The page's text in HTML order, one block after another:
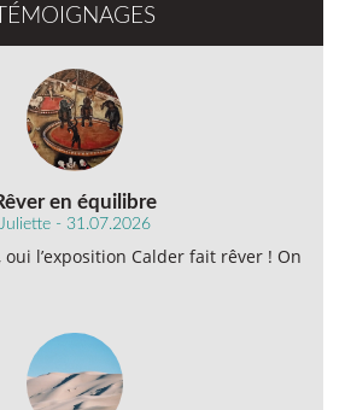
TÉMOIGNAGES
en équilibre
Juliette - 31.07.2026
l’exposition Calder fait rêver ! On